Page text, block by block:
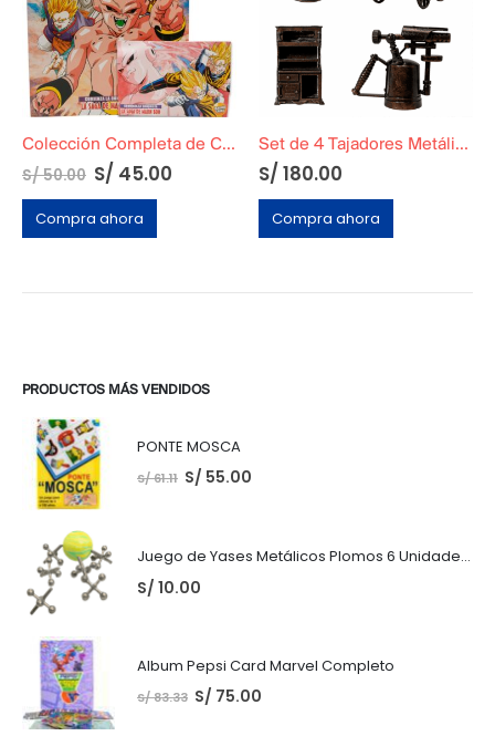
Colección Completa de Cards de Dragon Ball Z5: La Saga de Majin Boo
S/50.00 S/ 45.00
Compra ahora
Set de 4 Tajadores Metálicos Originales
S/ 180.00
Compra ahora
PRODUCTOS MÁS VENDIDOS
PONTE MOSCA
S/61.11 S/ 55.00
Juego de Yases Metálicos Plomos 6 Unidades + Pelota de Goma (En Bolsita Lista para Regalar)
S/ 10.00
Album Pepsi Card Marvel Completo
S/83.33 S/ 75.00